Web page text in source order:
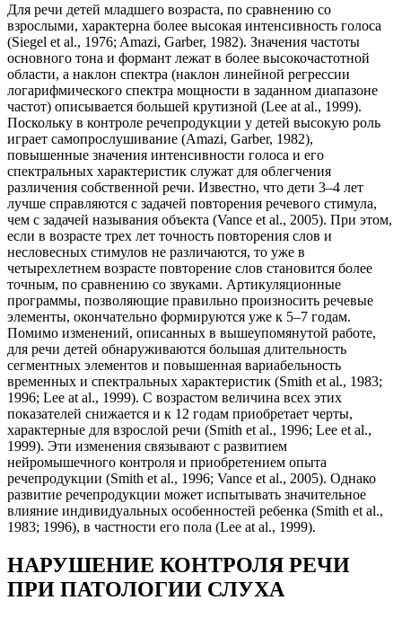
Для речи детей младшего возраста, по сравнению со
взрослыми, характерна более высокая интенсивность голоса
(Siegel et al., 1976; Amazi, Garber, 1982). Значения частоты
основного тона и формант лежат в более высокочастотной
области, а наклон спектра (наклон линейной регрессии
логарифмического спектра мощности в заданном диапазоне
частот) описывается большей крутизной (Lee at al., 1999).
Поскольку в контроле речепродукции у детей высокую роль
играет самопрослушивание (Amazi, Garber, 1982),
повышенные значения интенсивности голоса и его
спектральных характеристик служат для облегчения
различения собственной речи. Известно, что дети 3–4 лет
лучше справляются с задачей повторения речевого стимула,
чем с задачей называния объекта (Vance et al., 2005). При этом,
если в возрасте трех лет точность повторения слов и
несловесных стимулов не различаются, то уже в
четырехлетнем возрасте повторение слов становится более
точным, по сравнению со звуками. Артикуляционные
программы, позволяющие правильно произносить речевые
элементы, окончательно формируются уже к 5–7 годам.
Помимо изменений, описанных в вышеупомянутой работе,
для речи детей обнаруживаются большая длительность
сегментных элементов и повышенная вариабельность
временных и спектральных характеристик (Smith et al., 1983;
1996; Lee at al., 1999). С возрастом величина всех этих
показателей снижается и к 12 годам приобретает черты,
характерные для взрослой речи (Smith et al., 1996; Lee et al.,
1999). Эти изменения связывают с развитием
нейромышечного контроля и приобретением опыта
речепродукции (Smith et al., 1996; Vance et al., 2005). Однако
развитие речепродукции может испытывать значительное
влияние индивидуальных особенностей ребенка (Smith et al.,
1983; 1996), в частности его пола (Lee at al., 1999).
НАРУШЕНИЕ КОНТРОЛЯ РЕЧИ
ПРИ ПАТОЛОГИИ СЛУХА